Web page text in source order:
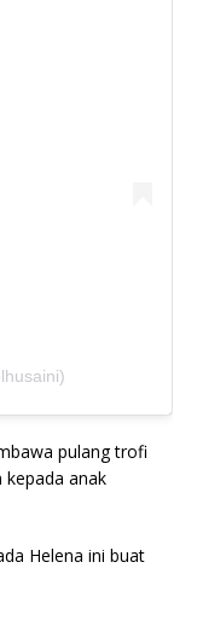
pulang trofi
anak
Helena ini buat